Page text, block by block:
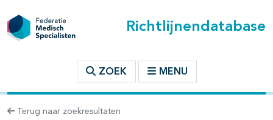
Richtlijnendatabase
ZOEK MENU
Terug naar zoekresultaten
binnen deze richtlijn